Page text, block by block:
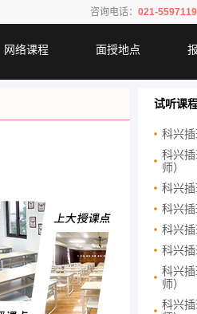
咨询电话： 021-
网络课程 面授地点
试听课
科兴
科兴
师）
科兴插
科兴
科兴插
科兴插
科兴
师）
科兴